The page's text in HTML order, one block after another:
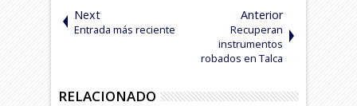
Next
Entrada más reciente
Anterior
Recuperan
instrumentos
robados en Talca
RELACIONADO